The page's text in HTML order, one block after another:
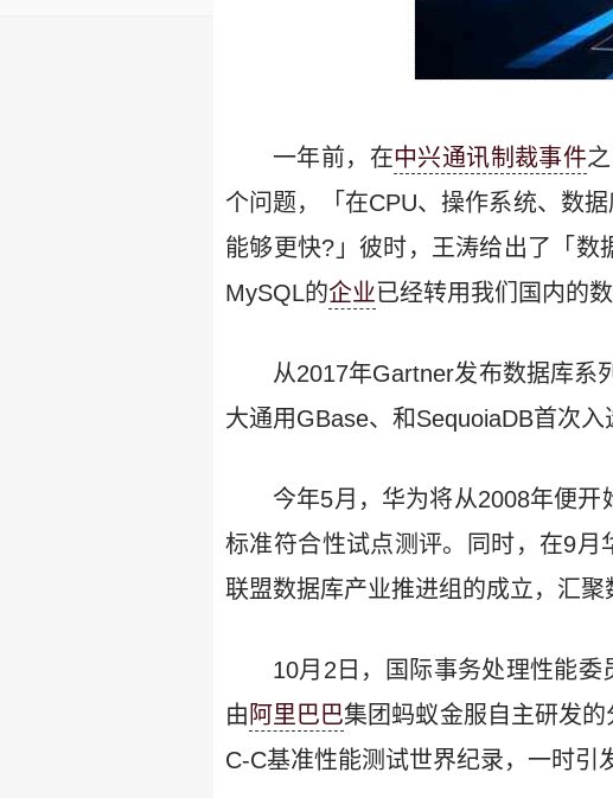
一年前，在中兴通讯制裁事件
个问题，「在CPU、操作系统、数
能够更快?」彼时，王涛给出了「数
MySQL的企业已经转用我们国内的
从2017年Gartner发布数据库系
大通用GBase、和SequoiaDB首次入
今年5月，华为将从2008年便
标准符合性试点测评。同时，在9
联盟数据库产业推进组的成立，汇聚
10月2日，国际事务处理性能委
由 阿里巴巴集团蚂蚁金服自主研发
C-C基准性能测试世界纪录，一时引